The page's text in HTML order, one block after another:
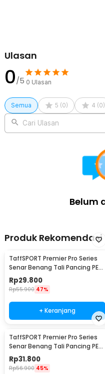
Ulasan
0/5 0 Ulasan
Semua 5 (0) 4 (0)
Cari Ulasan
Belum
Produk Rekomendasi
TaffSPORT Premier Pro Series
Senar Benang Tali Pancing PE
Braided 300M 0.33mm
Rp29.800
Rp55.900 47%
+ Keranjang
TaffSPORT Premier Pro Series
Senar Benang Tali Pancing PE
Braided 300M 0.14mm
Rp31.800
Rp56.900 45%